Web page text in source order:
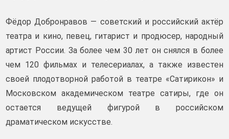
Фёдор Добронравов — советский и российский актёр
театра и кино, певец, гитарист и продюсер, народный
артист России. За более чем 30 лет он снялся в более
чем 120 фильмах и телесериалах, а также известен
своей плодотворной работой в театре «Сатирикон» и
Московском академическом театре сатиры, где он
остается ведущей фигурой в российском
драматическом искусстве.